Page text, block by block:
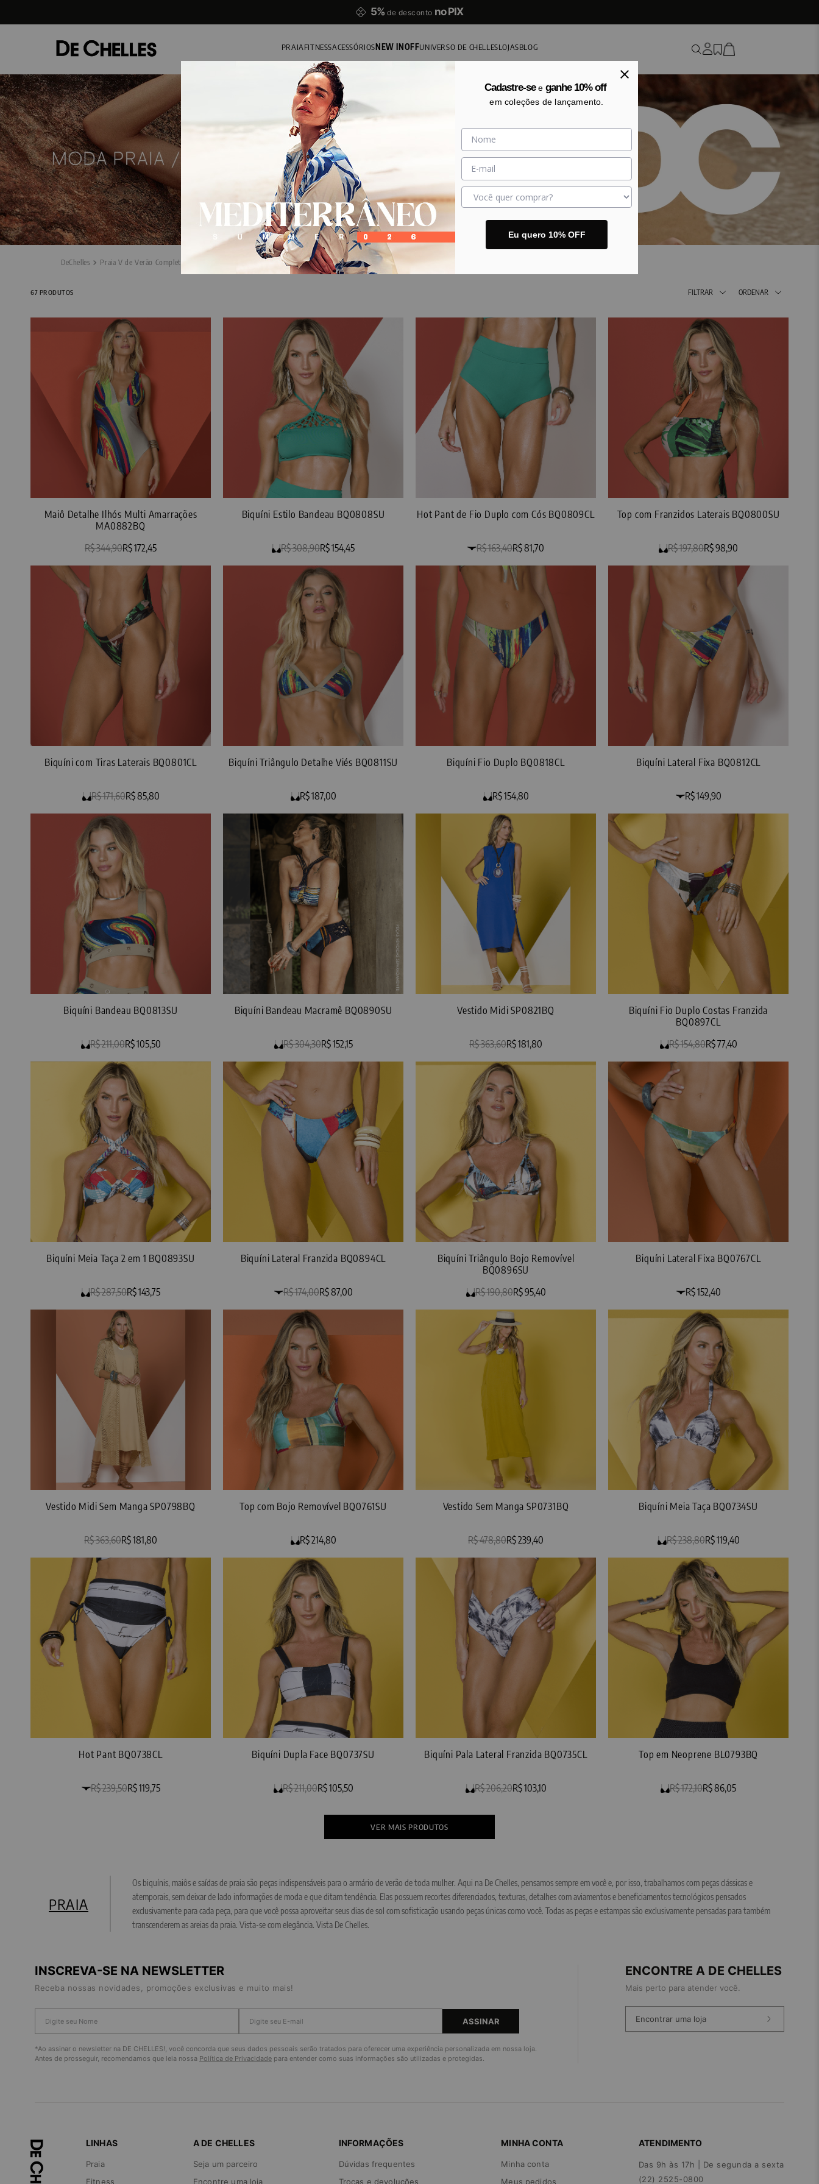
5%de desconto no PIX
PRAIAFITNESSACESSÓRIOSNEW INOFFUNIVERSO DE CHELLESLOJASBLOG
Praia V de Verão Completo
67 PRODUTOS FILTRAR ORDENAR
Maiô Detalhe Ilhós Multi Amarrações
MA0882BQ
R$ 344,90R$ 172,45
Biquíni Estilo Bandeau BQ0808SU
R$ 308,90R$ 154,45
Hot Pant de Fio Duplo com Cós BQ0809CL
R$ 163,40R$ 81,70
Top com Franzidos Laterais BQ0800SU
R$ 197,80R$ 98,90
Biquíni com Tiras Laterais BQ0801CL
R$ 171,60R$ 85,80
Biquíni Triângulo Detalhe Viés BQ0811SU
R$ 187,00
Biquíni Fio Duplo BQ0818CL
R$ 154,80
Biquíni Lateral Fixa BQ0812CL
R$ 149,90
Biquíni Bandeau BQ0813SU
R$ 211,00R$ 105,50
Biquíni Bandeau Macramê BQ0890SU
R$ 304,30R$ 152,15
Vestido Midi SP0821BQ
R$ 363,60R$ 181,80
Biquíni Fio Duplo Costas Franzida
BQ0897CL
R$ 154,80R$ 77,40
Biquíni Meia Taça 2 em 1 BQ0893SU
R$ 287,50R$ 143,75
Biquíni Lateral Franzida BQ0894CL
R$ 174,00R$ 87,00
Biquíni Triângulo Bojo Removível
BQ0896SU
R$ 190,80R$ 95,40
Biquíni Lateral Fixa BQ0767CL
R$ 152,40
Vestido Midi Sem Manga SP0798BQ
R$ 363,60R$ 181,80
Top com Bojo Removível BQ0761SU
R$ 214,80
Vestido Sem Manga SP0731BQ
R$ 478,80R$ 239,40
Biquíni Meia Taça BQ0734SU
R$ 238,80R$ 119,40
Hot Pant BQ0738CL
R$ 239,50R$ 119,75
Biquíni Dupla Face BQ0737SU
R$ 211,00R$ 105,50
Biquíni Pala Lateral Franzida BQ0735CL
R$ 206,20R$ 103,10
Top em Neoprene BL0793BQ
R$ 172,10R$ 86,05
PRAIA
Os biquínis, maiôs e saídas de praia são peças indispensáveis para o armário de verão de toda mulher. Aqui na De Chelles, pensamos sempre em você e, por isso, trabalhamos com peças clássicas e
atemporais, sem deixar de lado informações de moda e que ditam tendência. Elas possuem recortes diferenciados, texturas, detalhes com aviamentos e beneficiamentos tecnológicos pensados
exclusivamente para cada peça, para que você possa aproveitar seus dias de sol com sofisticação usando peças únicas como você. Todas as peças e estampas são exclusivamente pensadas para também
transcenderem as areias da praia. Vista-se com elegância. Vista De Chelles.
INSCREVA-SE NA NEWSLETTER
Receba nossas novidades, promoções exclusivas e muito mais!
ASSINAR
*Ao assinar o newsletter na DE CHELLES!, você concorda que seus dados pessoais serão tratados para oferecer uma experiência personalizada em nossa loja.
Antes de prosseguir, recomendamos que leia nossa Política de Privacidade para entender como suas informações são utilizadas e protegidas.
ENCONTRE A DE CHELLES
Mais perto para atender você.
Encontrar uma loja
LINHAS
Praia
Fitness
A DE CHELLES
Seja um parceiro
Encontre uma loja
INFORMAÇÕES
Dúvidas frequentes
Trocas e devoluções
MINHA CONTA
Minha conta
Meus pedidos
ATENDIMENTO
Das 9h às 17h | De segunda a sexta
(22) 2525-0800
Cadastre-seeganhe 10% off
em coleções de lançamento.
Eu quero 10% OFF